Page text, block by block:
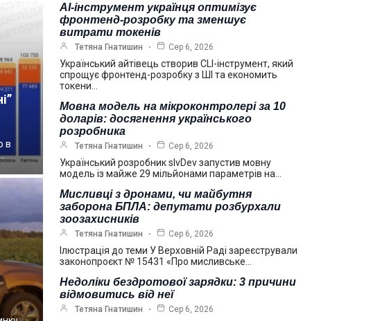
в
AI-інструмент українця оптимізує
фронтенд-розробку та зменшує
витрати токенів
Тетяна Гнатишин Сер 6, 2026
Український айтівець створив CLI-інструмент, який
спрощує фронтенд-розробку з ШІ та економить
токени…
Мовна модель на мікроконтролері за 10
доларів: досягнення українського
розробника
Тетяна Гнатишин Сер 6, 2026
Український розробник slvDev запустив мовну
модель із майже 29 мільйонами параметрів на…
Мисливці з дронами, чи майбутня
заборона БПЛА: депутати розбурхали
зоозахисників
Тетяна Гнатишин Сер 6, 2026
Ілюстрація до теми У Верховній Раді зареєстрували
законопроєкт № 15431 «Про мисливське…
Недоліки бездротової зарядки: 3 причини
відмовитись від неї
Тетяна Гнатишин Сер 6, 2026